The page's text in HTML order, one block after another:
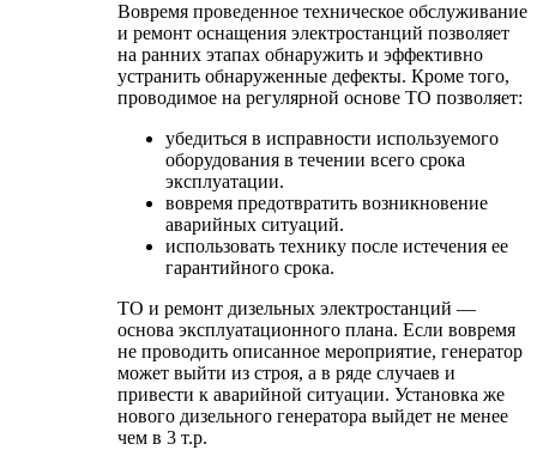
Вовремя проведенное техническое обслуживание
и ремонт оснащения электростанций позволяет
на ранних этапах обнаружить и эффективно
устранить обнаруженные дефекты. Кроме того,
проводимое на регулярной основе ТО позволяет:
убедиться в исправности используемого
оборудования в течении всего срока
эксплуатации.
вовремя предотвратить возникновение
аварийных ситуаций.
использовать технику после истечения ее
гарантийного срока.
ТО и ремонт дизельных электростанций —
основа эксплуатационного плана. Если вовремя
не проводить описанное мероприятие, генератор
может выйти из строя, а в ряде случаев и
привести к аварийной ситуации. Установка же
нового дизельного генератора выйдет не менее
чем в 3 т.р.